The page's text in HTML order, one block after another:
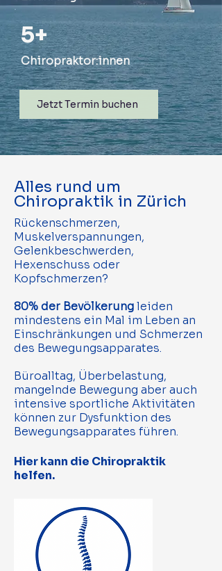
5+
Chiropraktor:innen
Jetzt Termin buchen
Alles rund um
Chiropraktik in Zürich
Rückenschmerzen,
Muskelverspannungen,
Gelenkbeschwerden,
Hexenschuss oder
Kopfschmerzen?
80% der Bevölkerungleiden
mindestens ein Mal im Leben an
Einschränkungen und Schmerzen
des Bewegungsapparates.
Büroalltag, Überbelastung,
mangelnde Bewegung aber auch
intensive sportliche Aktivitäten
können zur Dysfunktion des
Bewegungsapparates führen.
Hier kann die Chiropraktik
helfen.